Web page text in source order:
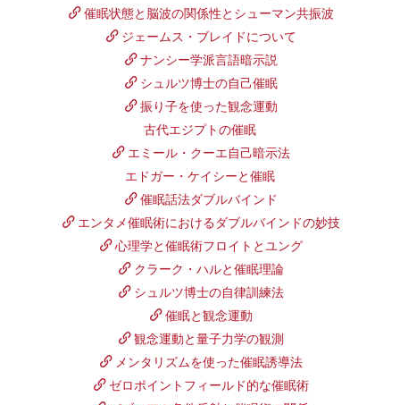
催眠状態と脳波の関係性とシューマン共振波
ジェームス・ブレイドについて
ナンシー学派言語暗示説
シュルツ博士の自己催眠
振り子を使った観念運動
古代エジプトの催眠
エミール・クーエ自己暗示法
エドガー・ケイシーと催眠
催眠話法ダブルバインド
エンタメ催眠術におけるダブルバインドの妙技
心理学と催眠術フロイトとユング
クラーク・ハルと催眠理論
シュルツ博士の自律訓練法
催眠と観念運動
観念運動と量子力学の観測
メンタリズムを使った催眠誘導法
ゼロポイントフィールド的な催眠術